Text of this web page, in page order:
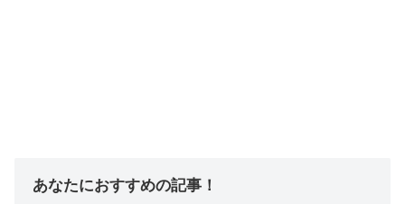
あなたにおすすめの記事！